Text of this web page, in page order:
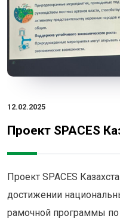
12.02.2025
Проект SPACES
Проект SPACES
достижении
рамочной программы по